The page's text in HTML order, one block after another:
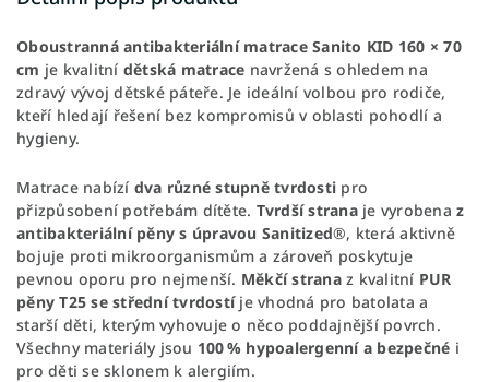
Oboustranná antibakteriální matrace Sanito KID 160 × 70
cm je kvalitní dětská matrace navržená s ohledem na
zdravý vývoj dětské páteře. Je ideální volbou pro rodiče,
kteří hledají řešení bez kompromisů v oblasti pohodlí a
hygieny.
Matrace nabízí dva různé stupně tvrdosti pro
přizpůsobení potřebám dítěte. Tvrdší stranaje vyrobena z
antibakteriální pěny s úpravou Sanitized®, která aktivně
bojuje proti mikroorganismům a zároveň poskytuje
pevnou oporu pro nejmenší. Měkčí stranaz kvalitní PUR
pěny T25 se střední tvrdostíje vhodná pro batolata a
starší děti, kterým vyhovuje o něco poddajnější povrch.
Všechny materiály jsou 100 % hypoalergenní a bezpečné i
pro děti se sklonem k alergiím.